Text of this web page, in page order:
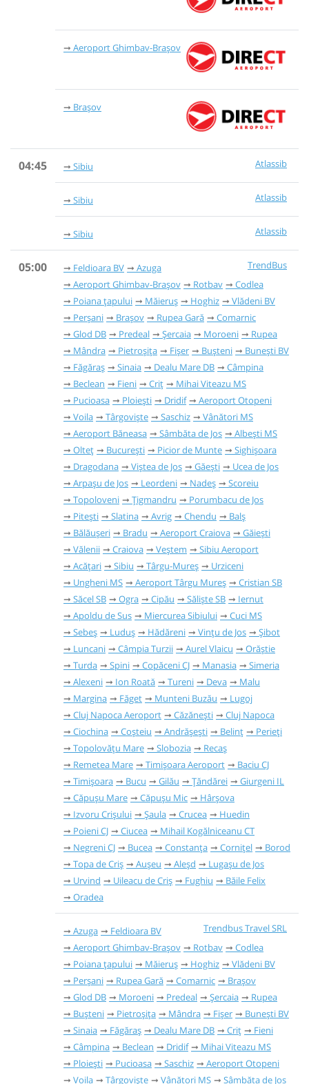
Aeroport Ghimbav-Brașov
Brașov
04:45 Atlassib
Sibiu
Atlassib
Sibiu
Atlassib
Sibiu
05:00 TrendBus
Feldioara BV
Azuga
Aeroport Ghimbav-Brașov
Rotbav
Codlea
Poiana țapului
Măieruș Hoghiz
Vlădeni BV
Perșani
Brașov Rupea Gară
Comarnic
Glod DB
Predeal Șercaia Moroeni
Rupea
Mândra
Pietroșița Fișer Bușteni
Bunești BV
Făgăraș
Sinaia Dealu Mare DB
Câmpina
Beclean
Fieni Criț
Mihai Viteazu MS
Pucioasa
Ploiești Dridif
Aeroport Otopeni
Voila
Târgoviște Saschiz
Vânători MS
Aeroport Băneasa
Sâmbăta de Jos
Albești MS
Olteț
București Picior de Munte
Sighișoara
Dragodana
Viștea de Jos Găești
Ucea de Jos
Arpașu de Jos
Leordeni Nadeș
Scoreiu
Topoloveni
Țigmandru
Porumbacu de Jos
Pitești
Slatina Avrig Chendu
Balș
Bălăușeri
Bradu Aeroport Craiova
Găieşti
Vălenii
Craiova Veștem
Sibiu Aeroport
Acățari
Sibiu Târgu-Mureș
Urziceni
Ungheni MS
Aeroport Târgu Mureș
Cristian SB
Săcel SB
Ogra Cipău Săliște SB
Iernut
Apoldu de Sus
Miercurea Sibiului
Cuci MS
Sebeș
Luduș Hădăreni Vințu de Jos
Șibot
Luncani
Câmpia Turzii Aurel Vlaicu
Orăștie
Turda
Spini Copăceni CJ Manasia
Simeria
Alexeni
Ion Roată Tureni Deva
Malu
Margina
Făget Munteni Buzău
Lugoj
Cluj Napoca Aeroport
Căzănești
Cluj Napoca
Ciochina
Coșteiu Andrășești Belinț
Perieți
Topolovățu Mare
Slobozia
Recaș
Remetea Mare
Timișoara Aeroport
Baciu CJ
Timișoara
Bucu Gilău Țăndărei
Giurgeni IL
Căpușu Mare
Căpușu Mic
Hârșova
Izvoru Crișului
Șaula Crucea
Huedin
Poieni CJ
Ciucea
Mihail Kogălniceanu CT
Negreni CJ
Bucea Constanța Cornițel
Borod
Topa de Criș
Aușeu Aleșd
Lugașu de Jos
Urvind
Uileacu de Criș Fughiu
Băile Felix
Oradea
Trendbus Travel SRL
Azuga
Feldioara BV
Aeroport Ghimbav-Brașov
Rotbav
Codlea
Poiana țapului
Măieruș Hoghiz
Vlădeni BV
Perșani
Rupea Gară Comarnic
Brașov
Glod DB
Moroeni Predeal Șercaia
Rupea
Bușteni
Pietroșița Mândra Fișer
Bunești BV
Sinaia
Făgăraș Dealu Mare DB Criț
Fieni
Câmpina
Beclean Dridif
Mihai Viteazu MS
Ploiești
Pucioasa Saschiz
Aeroport Otopeni
Voila
Târgoviște Vânători MS Sâmbăta de Jos